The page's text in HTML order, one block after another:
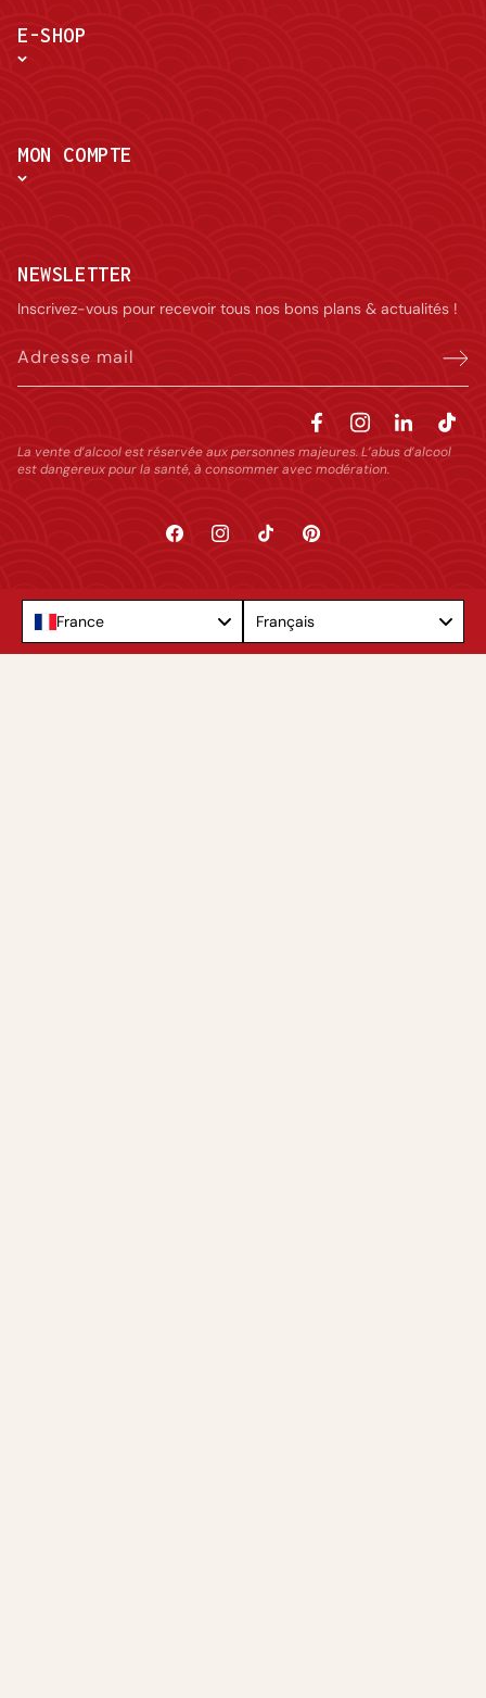
E-SHOP
MON COMPTE
NEWSLETTER
Inscrivez-vous pour recevoir tous nos bons plans & actualités !
Adresse mail
La vente d’alcool est réservée aux personnes majeures. L’abus d’alcool
est dangereux pour la santé, à consommer avec modération.
FacebookInstagramTikTok Pinterest
France Français